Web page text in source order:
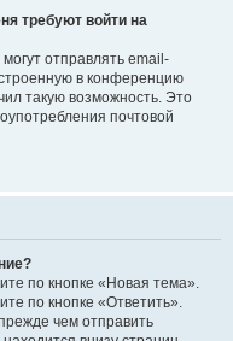
требуют войти на
отправлять email-
в конференцию
такую возможность. Это
почтовой
по кнопке «Новая тема».
по кнопке «Ответить».
чем отправить